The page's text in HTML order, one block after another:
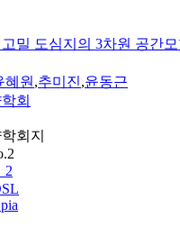
밀 도심지의 3차원 공간
혜원,추미진,윤동근
회
회지
2